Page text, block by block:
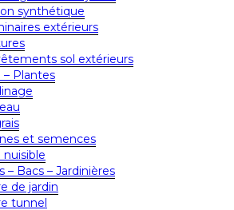
synthétique
extérieurs
sol extérieurs
– Plantes
et semences
nuisible
– Bacs – Jardinières
de jardin
tunnel